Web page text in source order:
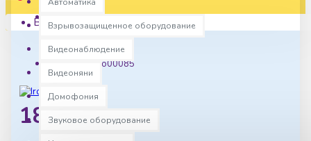
Взрывозащищенное оборудование
Видеонаблюдение
Видеоняни
Домофония
Звуковое оборудование
Ваша корзина пуста!
18650р.
Наличие:
В наличии
ilo00085